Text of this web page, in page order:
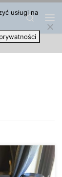
Search
usługi na